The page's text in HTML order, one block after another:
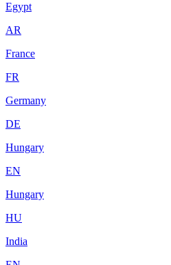
Egypt
AR
France
FR
Germany
DE
Hungary
EN
Hungary
HU
India